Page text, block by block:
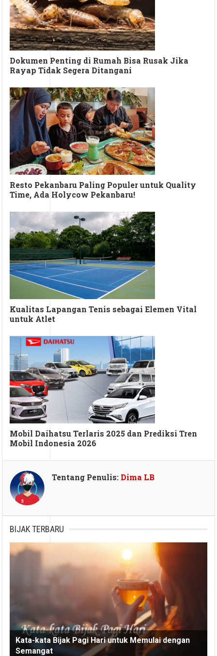
Dokumen Penting di Rumah Bisa Rusak Jika
Rayap Tidak Segera Ditangani
Resto Pekanbaru Paling Populer untuk Quality
Time, Ada Holycow Pekanbaru!
Kualitas Lapangan Tenis sebagai Elemen Vital
untuk Atlet
Mobil Daihatsu Terlaris 2025 dan Prediksi Tren
Mobil Indonesia 2026
Tentang Penulis: Dima LB
BIJAK TERBARU
Kata-kata Bijak Pagi Hari untuk Memulai dengan
Semangat